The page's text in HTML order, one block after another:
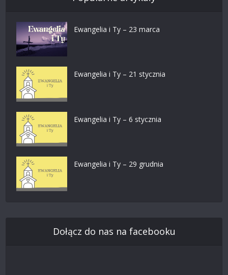
Ewangelia i Ty – 23 marca
Ewangelia i Ty – 21 stycznia
Ewangelia i Ty – 6 stycznia
Ewangelia i Ty – 29 grudnia
Dołącz do nas na facebooku